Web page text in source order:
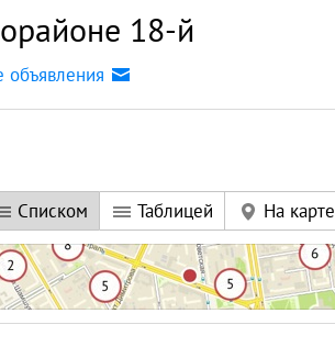
18-й
объявления
Списком Таблицей На карте